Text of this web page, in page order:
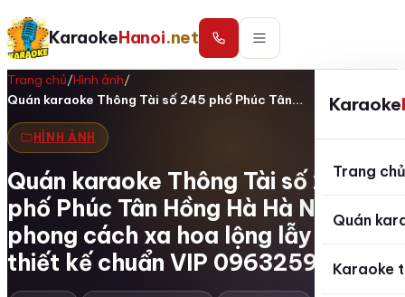
KaraokeHanoi.net
Karaoke
Trang chủ
Quán
Karaoke
Trang chủ/Hình ảnh/
Quán karaoke Thông Tài số 245 phố Phúc Tân…
HÌNH ẢNH
Quán karaoke Thông Tài số 245
phố Phúc Tân Hồng Hà Hà Nội
phong cách xa hoa lộng lẫy với
thiết kế chuẩn VIP 0963259599